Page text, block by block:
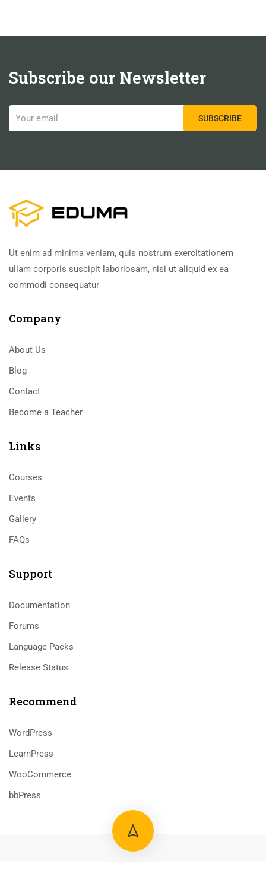
Subscribe our Newsletter
Ut enim ad minima veniam, quis nostrum exercitationem
ullam corporis suscipit laboriosam, nisi ut aliquid ex ea
commodi consequatur
Company
About Us
Blog
Contact
Become a Teacher
Links​
Courses
Events
Gallery
FAQs
Support
Documentation
Forums
Language Packs
Release Status
Recommend
WordPress
LearnPress
WooCommerce
bbPress